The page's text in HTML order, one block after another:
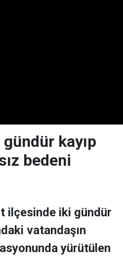
kayıp
bedeni
ilçesinde iki gündür
vatandaşın
yürütülen